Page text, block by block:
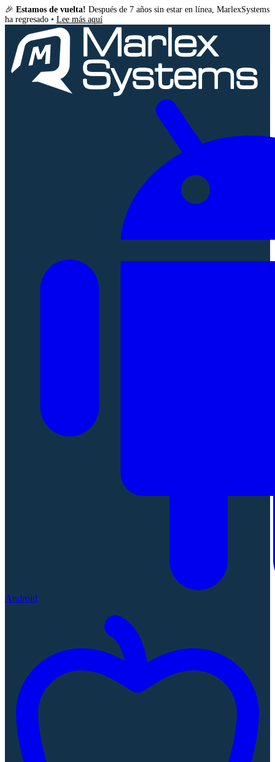
🎉 Estamos de vuelta! Después de 7 años sin estar en línea, MarlexSystems
ha regresado • Lee más aquí
Android